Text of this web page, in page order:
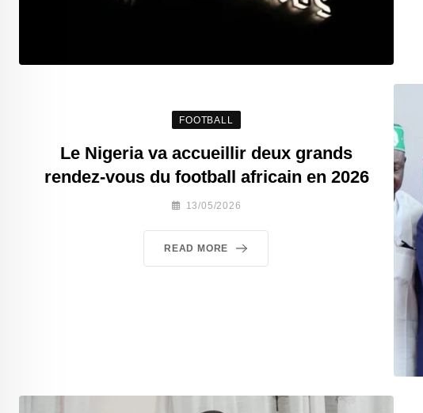
FOOTBALL
Le Nigeria va accueillir deux grands
rendez-vous du football africain en 2026
13/05/2026
READ MORE